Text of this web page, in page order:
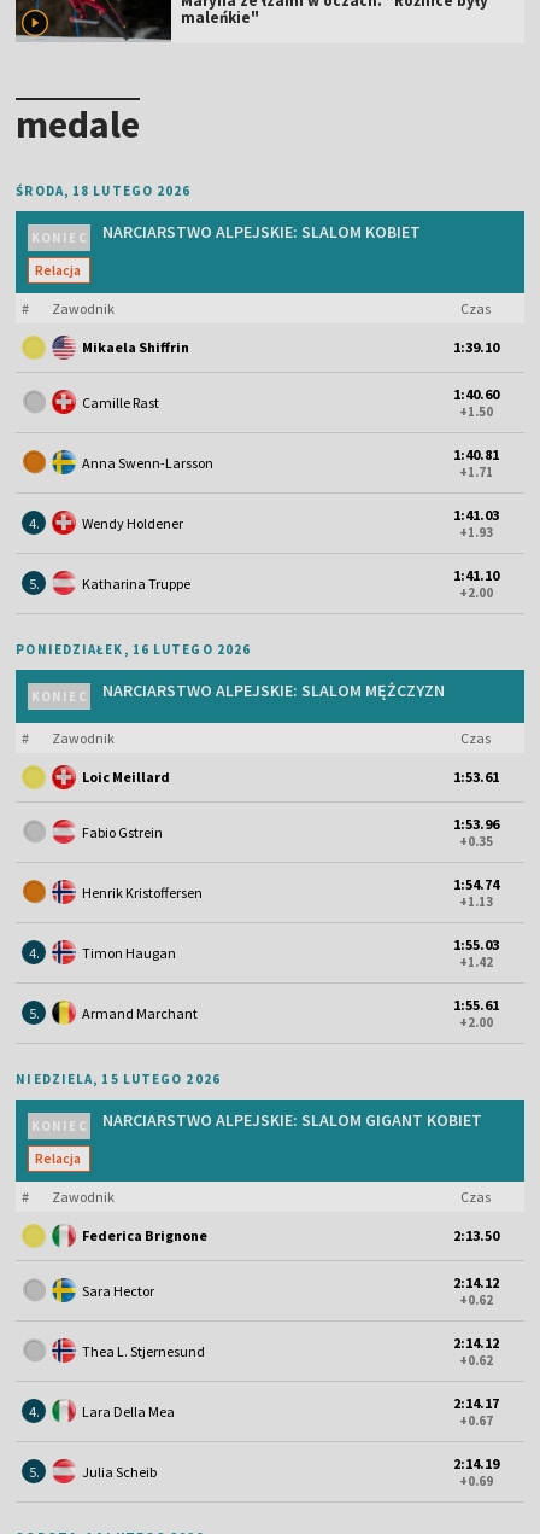
maleńkie"
medale
ŚRODA, 18 LUTEGO 2026
KONIEC
Relacja
NARCIARSTWO ALPEJSKIE: SLALOM KOBIET
# Zawodnik Czas
Mikaela Shiffrin 1:39.10
Camille Rast 1:40.60
+1.50
Anna Swenn-Larsson 1:40.81
+1.71
4. Wendy Holdener 1:41.03
+1.93
5. Katharina Truppe 1:41.10
+2.00
PONIEDZIAŁEK, 16 LUTEGO 2026
KONIEC NARCIARSTWO ALPEJSKIE: SLALOM MĘŻCZYZN
# Zawodnik Czas
Loic Meillard 1:53.61
Fabio Gstrein 1:53.96
+0.35
Henrik Kristoffersen 1:54.74
+1.13
4. Timon Haugan 1:55.03
+1.42
5. Armand Marchant 1:55.61
+2.00
NIEDZIELA, 15 LUTEGO 2026
KONIEC
Relacja
NARCIARSTWO ALPEJSKIE: SLALOM GIGANT KOBIET
# Zawodnik Czas
Federica Brignone 2:13.50
Sara Hector 2:14.12
+0.62
Thea L. Stjernesund 2:14.12
+0.62
4. Lara Della Mea 2:14.17
+0.67
5. Julia Scheib 2:14.19
+0.69